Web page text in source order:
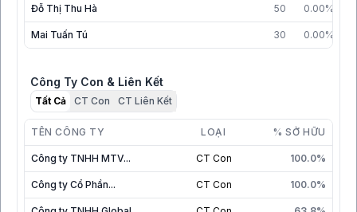
Đỗ Thị Thu Hà 50 0.00%
Mai Tuấn Tú 30 0.00%
Công Ty Con & Liên Kết
Tất Cả CT Con CT Liên Kết
TÊN CÔNG TY LOẠI % SỞ HỮU
Công ty TNHH MTV... CT Con 100.0%
Công ty Cổ Phần... CT Con 100.0%